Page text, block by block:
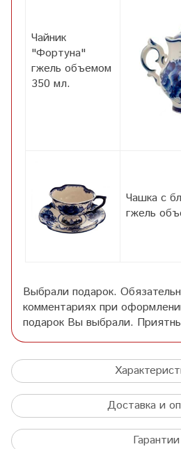
Чайник
"Фортуна"
гжель объемом
350 мл.
Чашка с
гжель
Выбрали подарок.
комментариях при
подарок Вы выбрали.
Доставка и
Гарантии